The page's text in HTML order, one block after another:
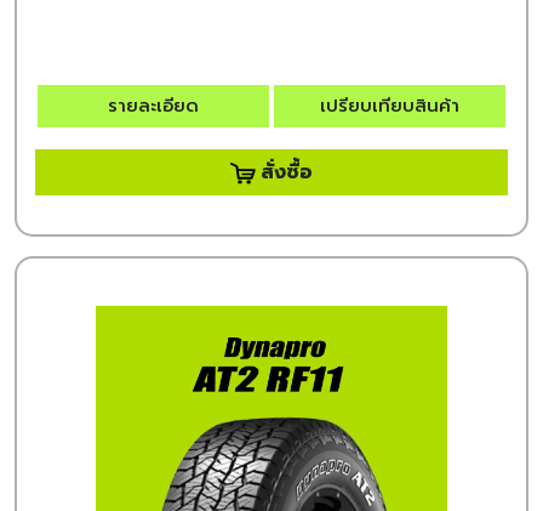
รายละเอียด เปรียบเทียบสินค้า
สั่งซื้อ